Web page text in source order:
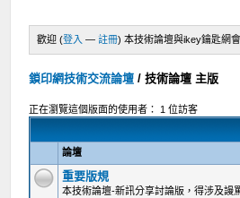
歡迎 (登入 —註冊) 本技術論壇與ikey鑰匙網
鎖印網技術交流論壇 /技術論壇 主版
正在瀏覽這個版面的使用者： 1 位訪客
論壇
重要版規
本技術論壇-新訊分享討論版，得涉及謾